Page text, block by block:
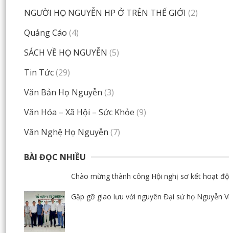
NGƯỜI HỌ NGUYỄN HP Ở TRÊN THẾ GIỚI (2)
Quảng Cáo (4)
SÁCH VỀ HỌ NGUYỄN (5)
Tin Tức(29)
Văn Bản Họ Nguyễn (3)
Văn Hóa – Xã Hội – Sức Khỏe (9)
Văn Nghệ Họ Nguyễn (7)
BÀI ĐỌC NHIỀU
Chào mừng thành công Hội nghị sơ kết hoạt
Gặp gỡ giao lưu với nguyên Đại sứ họ Nguyễn